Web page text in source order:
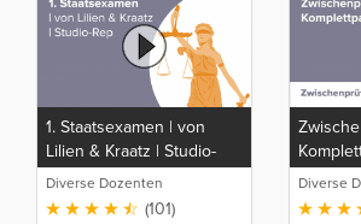
1. Staatsexamen | von
Lilien & Kraatz | Studio-
Rep
Diverse Dozenten
(101)
Diverse